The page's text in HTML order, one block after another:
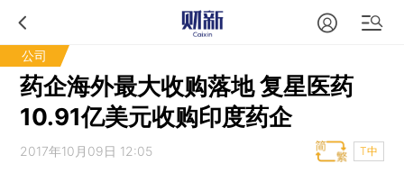
公司
药企海外最大收购落地 复星医药
10.91亿美元收购印度药企
2017年10月09日 12:05 T中